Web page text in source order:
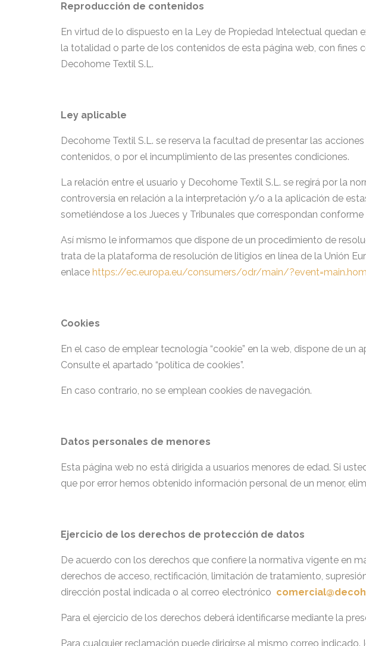
Reproducción de contenidos
En virtud de lo dispuesto en la Ley de Propiedad Intelectual
la totalidad o parte de los contenidos de esta página web, con fines
Decohome Textil S.L.
Ley aplicable
Decohome Textil S.L. se reserva la facultad de presentar las
contenidos, o por el incumplimiento de las presentes condiciones.
La relación entre el usuario y Decohome Textil S.L. se regirá por la
controversia en relación a la interpretación y/o a la aplicación de
sometiéndose a los Jueces y Tribunales que correspondan conforme
Así mismo le informamos que dispone de un procedimiento de
trata de la plataforma de resolución de litigios en línea de la Unión
enlace https://ec.europa.eu/consumers/odr/main/
Cookies
En el caso de emplear tecnología “cookie” en la web, dispone de
Consulte el apartado “política de cookies”.
En caso contrario, no se emplean cookies de navegación.
Datos personales de menores
Esta página web no está dirigida a usuarios menores de edad. Si
que por error hemos obtenido información personal de un menor,
Ejercicio de los derechos de protección de datos
De acuerdo con los derechos que confiere la normativa vigente en
derechos de acceso, rectificación, limitación de tratamiento,
dirección postal indicada o al correo electrónico
Para el ejercicio de los derechos deberá identificarse mediante la
Para cualquier reclamación puede dirigirse al mismo correo